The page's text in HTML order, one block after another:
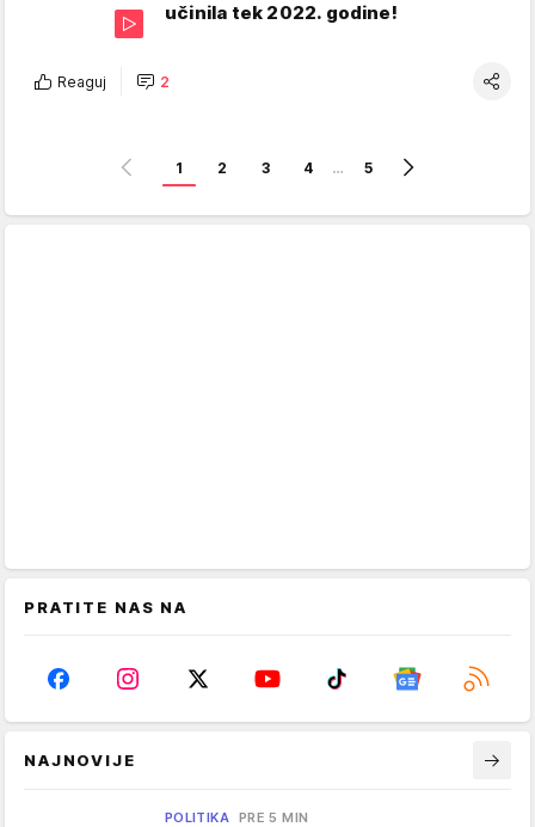
učinila tek 2022. godine!
Reaguj 2
1 2 3 4 … 5
PRATITE NAS NA
NAJNOVIJE
POLITIKA PRE 5 MIN